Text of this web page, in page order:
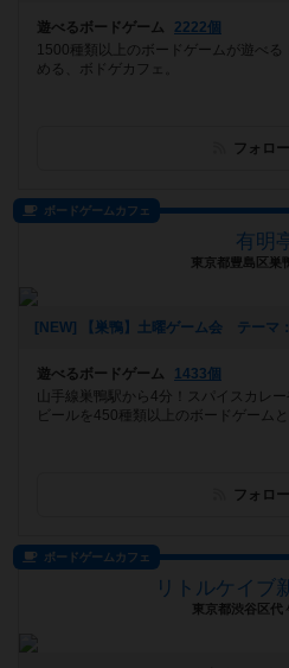
遊べるボードゲーム
2222個
1500種類以上のボードゲームが遊べ
める、ボドゲカフェ。
フォロ
ボードゲームカフェ
有明
東京都豊島区巣
遊べるボードゲーム
1433個
山手線巣鴨駅から4分！スパイスカレ
ビールを450種類以上のボードゲーム
フォロ
ボードゲームカフェ
リトルケイブ
東京都渋谷区代